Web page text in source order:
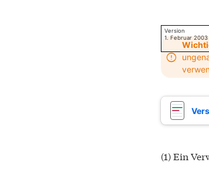
Version
1. Februar 2003
(1) Ein